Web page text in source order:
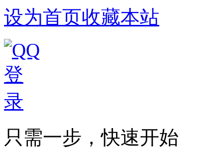
设为首页收藏本站
只需一步，快速开始